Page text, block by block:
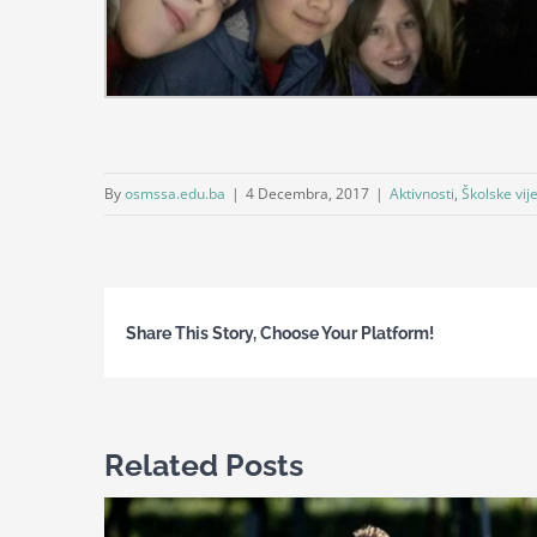
Byosmssa.edu.ba | 4 Decembra, 2017 | Aktivnosti, Školske
Share This Story, Choose Your Platform!
Related Posts